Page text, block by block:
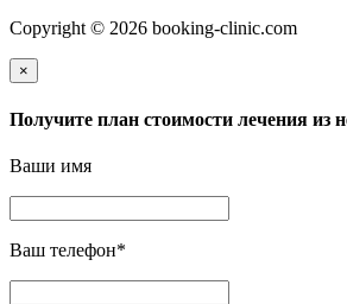
Copyright © 2026 booking-clinic.com
×
Получите план стоимости лечения из
Ваши имя
Ваш телефон*